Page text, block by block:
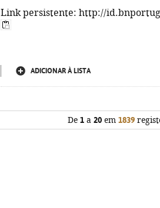
Link persistente: http://
ADICIONAR À LISTA
De 1a 20em 1839